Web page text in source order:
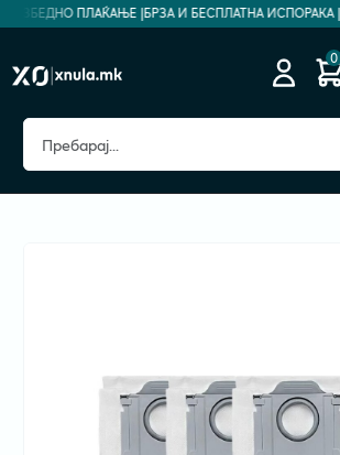
ПЛАЌАЊЕ | БРЗА И БЕСПЛАТНА
0